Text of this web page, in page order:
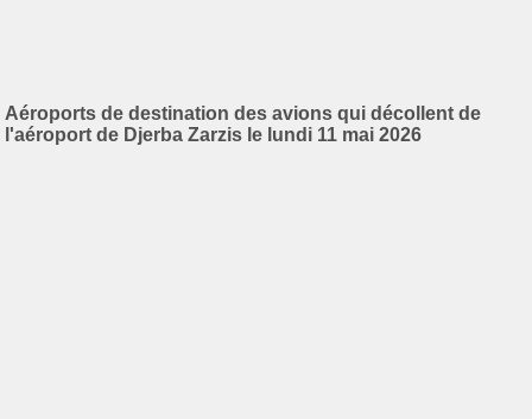
Aéroports de destination des avions qui décollent de
l'aéroport de Djerba Zarzis le lundi 11 mai 2026